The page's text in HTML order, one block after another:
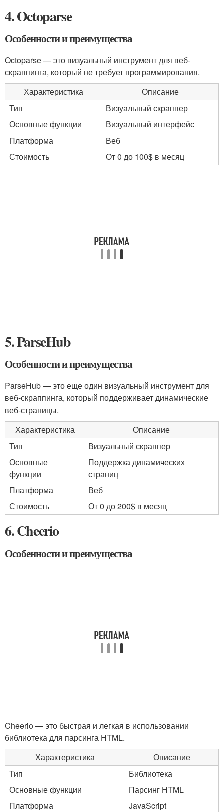
4. Octoparse
Особенности и преимущества
Octoparse — это визуальный инструмент для веб-
скраппинга, который не требует программирования.
Характеристика
Описание
Тип
Визуальный скраппер
Основные функции
Визуальный интерфейс
Платформа
Веб
Стоимость
От 0 до 100$ в месяц
5. ParseHub
Особенности и преимущества
ParseHub — это еще один визуальный инструмент для
веб-скраппинга, который поддерживает динамические
веб-страницы.
Характеристика
Описание
Тип
Визуальный скраппер
Основные
функции
Поддержка динамических
страниц
Платформа
Веб
Стоимость
От 0 до 200$ в месяц
6. Cheerio
Особенности и преимущества
Cheerio — это быстрая и легкая в использовании
библиотека для парсинга HTML.
Характеристика
Описание
Тип
Библиотека
Основные функции
Парсинг HTML
Платформа
JavaScript